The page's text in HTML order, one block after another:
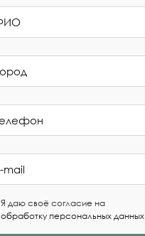
Я даю своё согласие на
обработку персональных данных